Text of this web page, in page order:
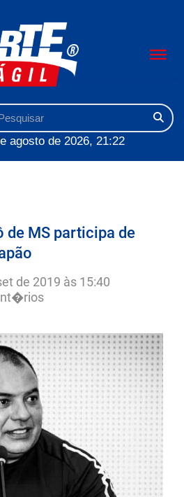
agosto de 2026, 21:22
de MS participa de
de 2019 às 15:40